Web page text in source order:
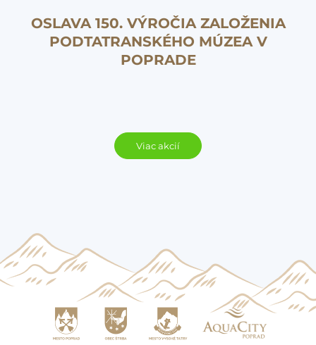
OSLAVA 150. VÝROČIA ZALOŽENIA
PODTATRANSKÉHO MÚZEA V
POPRADE
Viac akcií